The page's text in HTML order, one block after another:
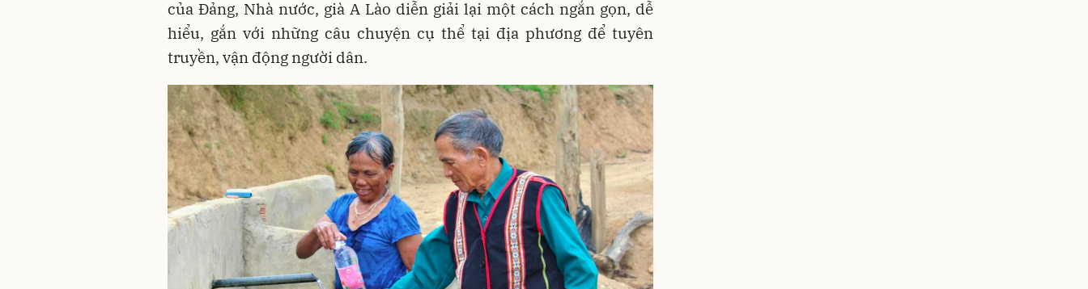
của Đảng, Nhà nước, già A Lào diễn giải lại một cách ngắn gọn, dễ
hiểu, gắn với những câu chuyện cụ thể tại địa phương để tuyên
truyền, vận động người dân.